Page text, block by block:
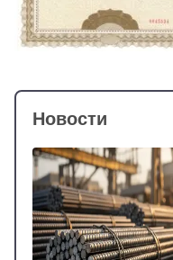
Новости